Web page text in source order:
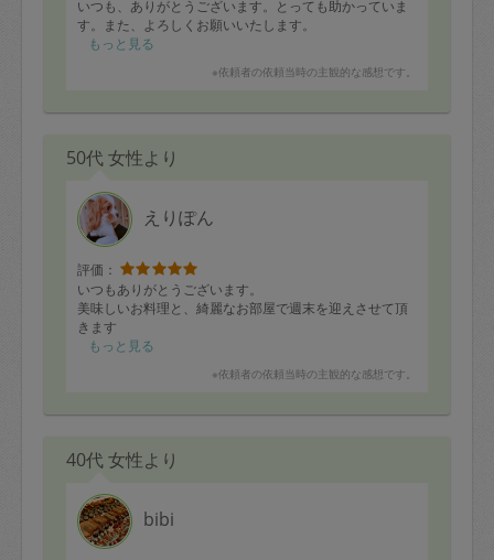
いつも、ありがとうございます。とっても助かっていま
す。また、よろしくお願いいたします。
もっと見る
※依頼者の依頼当時の主観的な感想です。
50代 女性より
えりぽん
評価：
いつもありがとうございます。
美味しいお料理と、綺麗なお部屋で週末を迎えさせて頂
きます
もっと見る
※依頼者の依頼当時の主観的な感想です。
40代 女性より
bibi